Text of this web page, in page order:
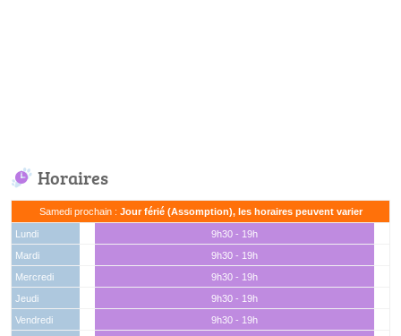
Horaires
Samedi prochain : Jour férié (Assomption), les horaires peuvent varier
Lundi
9h30 - 19h
Mardi
9h30 - 19h
Mercredi
9h30 - 19h
Jeudi
9h30 - 19h
Vendredi
9h30 - 19h